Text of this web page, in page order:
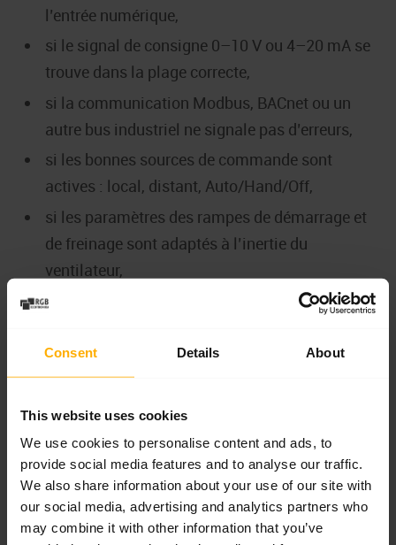
Consent Details About
This website uses cookies
We use cookies to personalise content and ads, to
provide social media features and to analyse our traffic.
We also share information about your use of our site with
our social media, advertising and analytics partners who
may combine it with other information that you’ve
l’entrée numérique,
si le signal de consigne 0–10 V ou 4–20 mA se
trouve dans la plage correcte,
si la communication Modbus, BACnet ou un
autre bus industriel ne signale pas d’erreurs,
si les bonnes sources de commande sont
actives : local, distant, Auto/Hand/Off,
si les paramètres des rampes de démarrage et
de freinage sont adaptés à l’inertie du
ventilateur,
si le mode de commande V/f ou vector
l’application,
si les données moteur saisies dans le variateur
sont conformes à la plaque signalétique,
si les contacteurs de by-pass, protections et
verrouillages de sécurité fonctionnent
correctement.